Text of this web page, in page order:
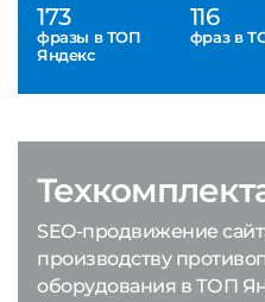
173
фразы в ТОП
Яндекс
116
фраз в
SEO-продвижение
производству
оборудования в ТОП